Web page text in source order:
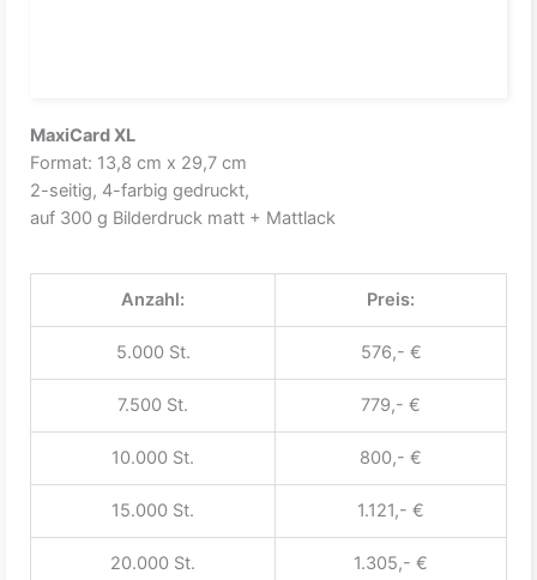
MaxiCard XL
Format: 13,8 cm x 29,7 cm
2-seitig, 4-farbig gedruckt,
auf 300 g Bilderdruck matt + Mattlack
Anzahl: Preis:
5.000 St. 576,- €
7.500 St. 779,- €
10.000 St. 800,- €
15.000 St. 1.121,- €
20.000 St. 1.305,- €